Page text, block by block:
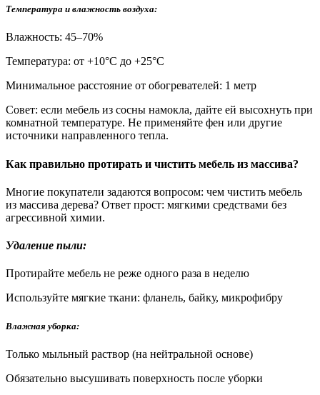
Температура и влажность воздуха:
Влажность: 45–70%
Температура: от +10°С до +25°С
Минимальное расстояние от обогревателей: 1 метр
Совет: если мебель из сосны намокла, дайте ей высохнуть при
комнатной температуре. Не применяйте фен или другие
источники направленного тепла.
Как правильно протирать и чистить мебель из массива?
Многие покупатели задаются вопросом: чем чистить мебель
из массива дерева? Ответ прост: мягкими средствами без
агрессивной химии.
Удаление пыли:
Протирайте мебель не реже одного раза в неделю
Используйте мягкие ткани: фланель, байку, микрофибру
Влажная уборка:
Только мыльный раствор (на нейтральной основе)
Обязательно высушивать поверхность после уборки